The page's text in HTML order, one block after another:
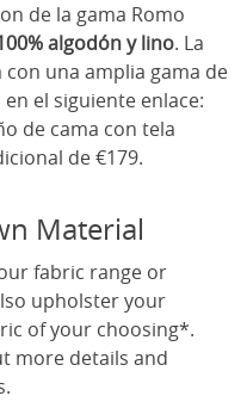
de la gama Romo
algodón y lino. La
una amplia gama de
el siguiente enlace:
de cama con tela
de €179.
Material
fabric range or
upholster your
of your choosing*.
more details and